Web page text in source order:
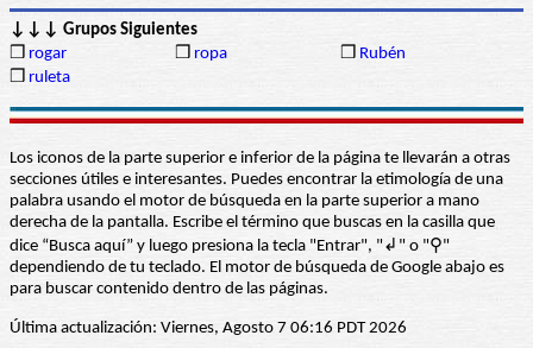
↓↓↓ Grupos Siguientes
❒ rogar ❒ ropa ❒ Rubén
❒ ruleta
Los iconos de la parte superior e inferior de la página te llevarán a otras
secciones útiles e interesantes. Puedes encontrar la etimología de una
palabra usando el motor de búsqueda en la parte superior a mano
derecha de la pantalla. Escribe el término que buscas en la casilla que
dice “Busca aquí” y luego presiona la tecla "Entrar", "↲" o "⚲"
dependiendo de tu teclado. El motor de búsqueda de Google abajo es
para buscar contenido dentro de las páginas.
Última actualización: Viernes, Agosto 7 06:16 PDT 2026